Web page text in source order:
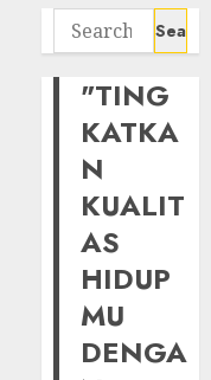
Search
for:
"TING
KATKA
N
KUALIT
AS
HIDUP
MU
DENGA